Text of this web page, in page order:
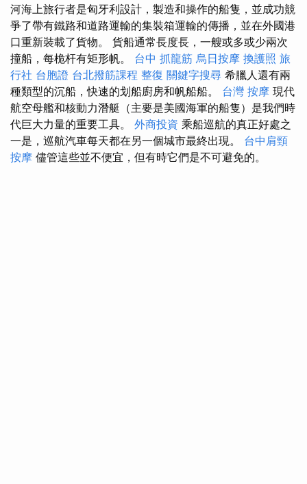
河海上旅行者是匈牙利設計，製造和操作的船隻，並成功競
爭了帶有鐵路和道路運輸的集裝箱運輸的傳播，並在外國港
口重新裝載了貨物。 貨船通常長度長，一艘或多或少兩次
撞船，每桅杆有矩形帆。 台中 抓龍筋 烏日按摩 換護照 旅
行社 台胞證 台北撥筋課程 整復 關鍵字搜尋 希臘人還有兩
種類型的沉船，快速的划船廚房和帆船船。 台灣 按摩 現代
航空母艦和核動力潛艇（主要是美國海軍的船隻）是我們時
代巨大力量的重要工具。 外商投資 乘船巡航的真正好處之
一是，巡航汽車每天都在另一個城市最終出現。 台中肩頸
按摩 儘管這些並不便宜，但有時它們是不可避免的。